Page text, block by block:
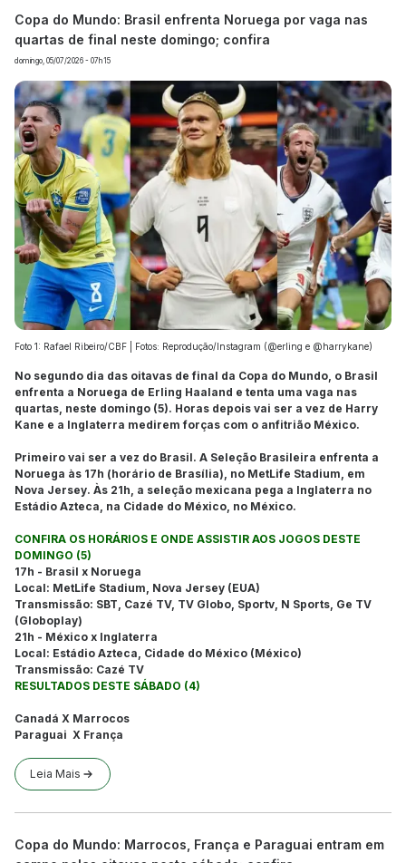
Copa do Mundo: Brasil enfrenta Noruega por vaga nas
quartas de final neste domingo; confira
domingo, 05/07/2026 - 07h15
Foto 1: Rafael Ribeiro/CBF | Fotos: Reprodução/Instagram (@erling e @harrykane)
No segundo dia das oitavas de final da Copa do Mundo, o Brasil
enfrenta a Noruega de Erling Haaland e tenta uma vaga nas
quartas, neste domingo (5). Horas depois vai ser a vez de Harry
Kane e a Inglaterra medirem forças com o anfitrião México.
Primeiro vai ser a vez do Brasil. A Seleção Brasileira enfrenta a
Noruega às 17h (horário de Brasília), no MetLife Stadium, em
Nova Jersey. Às 21h, a seleção mexicana pega a Inglaterra no
Estádio Azteca, na Cidade do México, no México.
CONFIRA OS HORÁRIOS E ONDE ASSISTIR AOS JOGOS DESTE
DOMINGO (5)
17h - Brasil x Noruega
Local: MetLife Stadium, Nova Jersey (EUA)
Transmissão: SBT, Cazé TV, TV Globo, Sportv, N Sports, Ge TV
(Globoplay)
21h - México x Inglaterra
Local: Estádio Azteca, Cidade do México (México)
Transmissão: Cazé TV
RESULTADOS DESTE SÁBADO (4)
Canadá X Marrocos
Paraguai X França
Leia Mais
Copa do Mundo: Marrocos, França e Paraguai entram em